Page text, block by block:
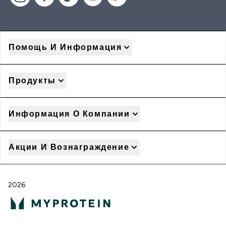
Помощь И Информация
Продукты
Информация О Компании
Акции И Вознаграждение
2026